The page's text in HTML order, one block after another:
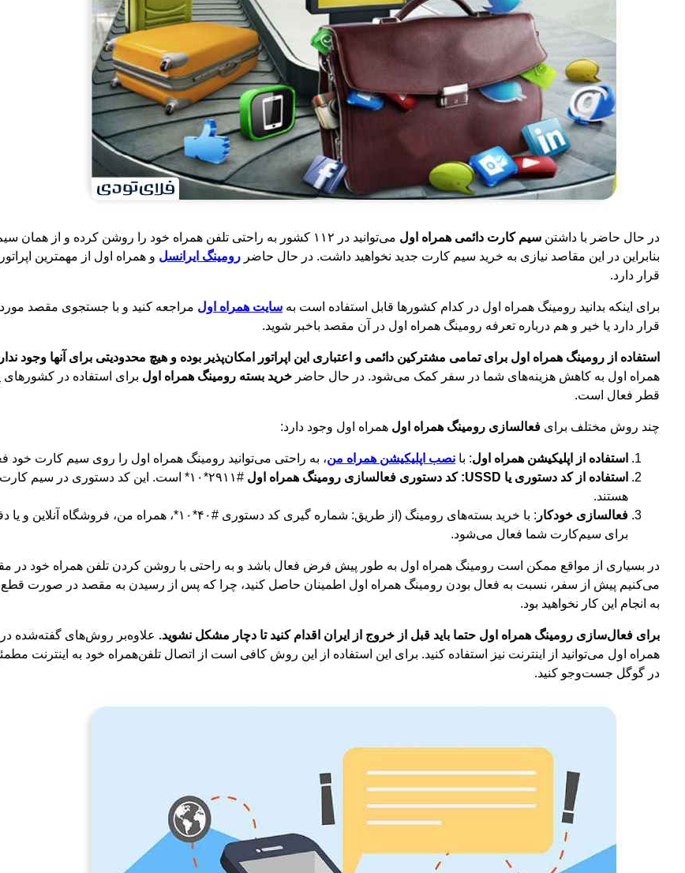
در حال حاضر با داشتن سیم کارت دائمی همراه اول
می‌توانید در ۱۱۲ کشور به راحتی تلفن همراه خود را روشن کرده و از
بنابراین در این مقاصد نیازی به خرید سیم کارت جدید نخواهید داشت. در حال حاضر رومینگ ایرانسل و همراه اول از مهمترین
قرار دارد.
برای اینکه بدانید رومینگ همراه اول در کدام کشورها قابل استفاده است به سایت همراه اول مراجعه کنید و با جستجوی مقصد مورد
قرار دارد یا خیر و هم درباره تعرفه رومینگ همراه اول در آن مقصد باخبر شوید.
استفاده از رومینگ همراه اول برای تمامی مشترکین دائمی و اعتباری این اپراتور امکان‌پذیر بوده و هیچ محدودیتی برای آنها وجود
همراه اول به کاهش هزینه‌های شما در سفر کمک می‌شود. در حال حاضر خرید بسته‌ رومینگ همراه اول برای استفاده در کشورهای
قطر فعال است.
چند روش مختلف برای فعالسازی رومینگ همراه اول همراه اول وجود دارد:
استفاده از اپلیکیشن همراه اول: با نصب اپلیکیشن همراه من، به راحتی می‌توانید رومینگ همراه اول را روی سیم کارت خود
استفاده از کد دستوری یا USSD:
کد دستوری فعالسازی رومینگ همراه اول
#۲۹۱۱*۱۰* است. این کد دستوری در سیم
هستند.
فعالسازی خودکار
: با خرید بسته‌های رومینگ (از طریق: شماره گیری کد دستوری
برای سیم‌کارت شما فعال می‌شود.
در بسیاری از مواقع ممکن است رومینگ همراه اول به طور پیش فرض فعال باشد و به راحتی با روشن کردن تلفن همراه خود در مقصد
می‌کنیم پیش از سفر، نسبت به فعال بودن رومینگ همراه اول اطمینان حاصل کنید، چرا که پس از رسیدن به مقصد در صورت قطع
به انجام این کار نخواهید بود.
برای فعال‌سازی رومینگ همراه اول حتما باید قبل از خروج از ایران اقدام کنید تا دچار مشکل نشوید. علاوه‌بر روش‌های گفته‌شده در
همراه اول می‌توانید از اینترنت نیز استفاده کنید. برای این استفاده از این روش کافی است از اتصال تلفن‌همراه خود به اینترنت
در گوگل جست‌وجو کنید.